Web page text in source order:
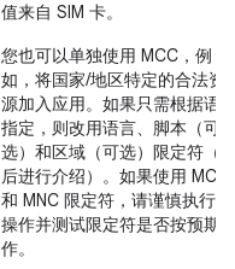
值来自 SIM 卡。
您也可以单独使用 MCC，例
如，将国家/地区特定的合法资
源加入应用。如果只需根据语
指定，则改用语言、脚本（可
选）和区域（可选）限定符（
后进行介绍）。 如果使用 MCC
和 MNC 限定符，请谨慎执行此
操作并测试限定符是否按预期
作。